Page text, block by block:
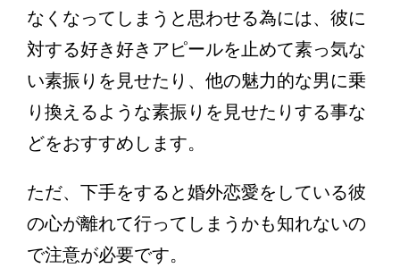
なくなってしまうと思わせる為には、彼に
対する好き好きアピールを止めて素っ気な
い素振りを見せたり、他の魅力的な男に乗
り換えるような素振りを見せたりする事な
どをおすすめします。
ただ、下手をすると婚外恋愛をしている彼
の心が離れて行ってしまうかも知れないの
で注意が必要です。